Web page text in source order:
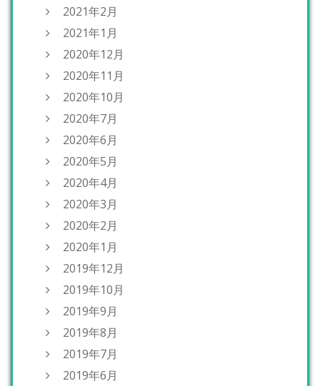
2021年2月
2021年1月
2020年12月
2020年11月
2020年10月
2020年7月
2020年6月
2020年5月
2020年4月
2020年3月
2020年2月
2020年1月
2019年12月
2019年10月
2019年9月
2019年8月
2019年7月
2019年6月